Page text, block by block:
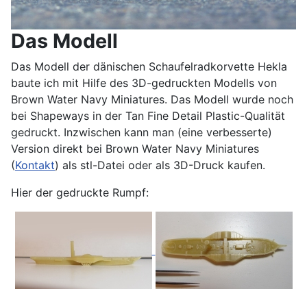
Das Modell
Das Modell der dänischen Schaufelradkorvette Hekla
baute ich mit Hilfe des 3D-gedruckten Modells von
Brown Water Navy Miniatures. Das Modell wurde noch
bei Shapeways in der Tan Fine Detail Plastic-Qualität
gedruckt. Inzwischen kann man (eine verbesserte)
Version direkt bei Brown Water Navy Miniatures
(Kontakt) als stl-Datei oder als 3D-Druck kaufen.
Hier der gedruckte Rumpf: